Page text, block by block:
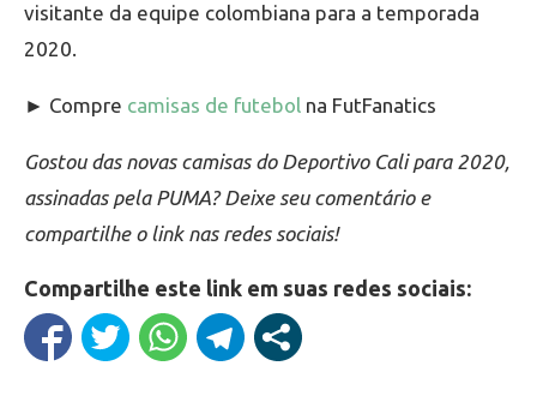
visitante da equipe colombiana para a temporada
2020.
► Compre camisas de futebol na FutFanatics
Gostou das novas camisas do Deportivo Cali para 2020,
assinadas pela PUMA? Deixe seu comentário e
compartilhe o link nas redes sociais!
Compartilhe este link em suas redes sociais: